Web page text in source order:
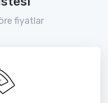
fiyatlar